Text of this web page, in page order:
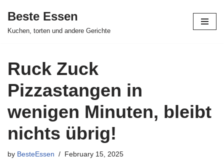
Skip
Beste Essen
Kuchen, torten und andere Gerichte
Ruck Zuck
Pizzastangen in
wenigen Minuten, bleibt
nichts übrig!
by BesteEssen February 15, 2025